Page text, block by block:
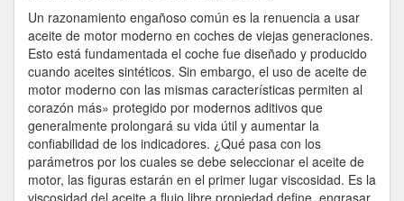
Un razonamiento engañoso común es la renuencia a usar
aceite de motor moderno en coches de viejas generaciones.
Esto está fundamentada el coche fue diseñado y producido
cuando aceites sintéticos. Sin embargo, el uso de aceite de
motor moderno con las mismas características permiten al
corazón más» protegido por modernos aditivos que
generalmente prolongará su vida útil y aumentar la
confiabilidad de los indicadores. ¿Qué pasa con los
parámetros por los cuales se debe seleccionar el aceite de
motor, las figuras estarán en el primer lugar viscosidad. Es la
viscosidad del aceite a flujo libre propiedad define, engrasar